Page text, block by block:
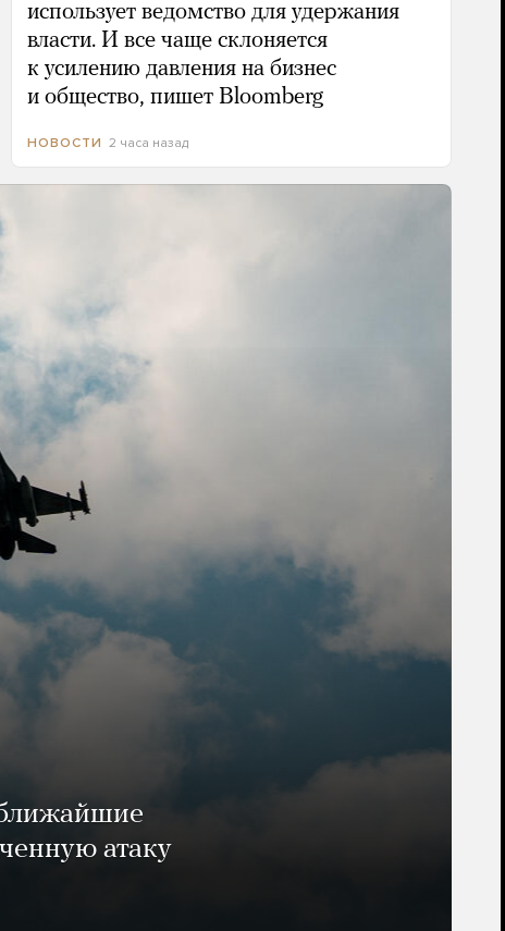
использует ведомство для удержания
власти. И все чаще склоняется
к усилению давления на бизнес
и общество, пишет Bloomberg
НОВОСТИ 2 часа назад
атаку